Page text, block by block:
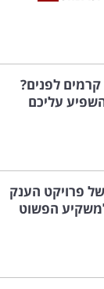
לפנים?
עליכם
פרויקט הענק
הפשוט